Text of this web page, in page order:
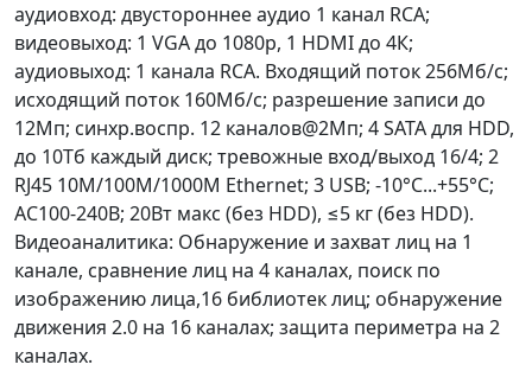
аудиовход: двустороннее аудио 1 канал RCA;
видеовыход: 1 VGA до 1080p, 1 HDMI до 4К;
аудиовыход: 1 канала RCA. Входящий поток 256Мб/с;
исходящий поток 160Мб/с; разрешение записи до
12Мп; синхр.воспр. 12 каналов@2Мп; 4 SATA для HDD,
до 10Тб каждый диск; тревожные вход/выход 16/4; 2
RJ45 10M/100M/1000M Ethernet; 3 USB; -10°C...+55°C;
АC100-240В; 20Вт макс (без HDD), ≤5 кг (без HDD).
Видеоаналитика: Обнаружение и захват лиц на 1
канале, сравнение лиц на 4 каналах, поиск по
изображению лица,16 библиотек лиц; обнаружение
движения 2.0 на 16 каналах; защита периметра на 2
каналах.